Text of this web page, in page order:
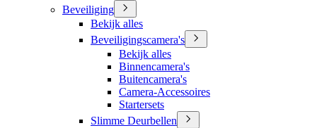
Beveiliging
Bekijk alles
Beveiligingscamera's
Bekijk alles
Binnencamera's
Buitencamera's
Camera-Accessoires
Startersets
Slimme Deurbellen